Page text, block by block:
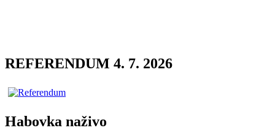
REFERENDUM 4. 7. 2026
Habovka naživo